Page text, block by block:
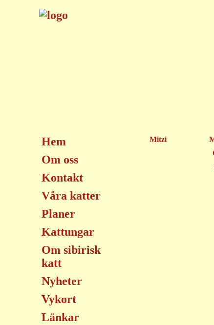
Hem
Om oss
Kontakt
Våra katter
Planer
Kattungar
Om sibirisk
katt
Nyheter
Vykort
Länkar
Mitzi